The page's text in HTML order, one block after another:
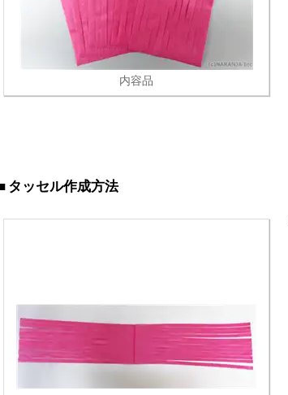
内容品
タッセル作成方法